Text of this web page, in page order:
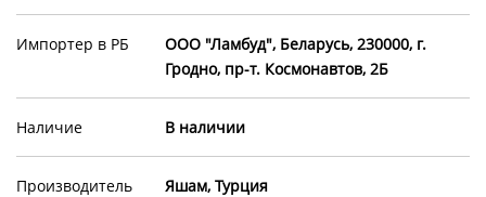
Импортер в РБ
ООО "Ламбуд", Беларусь, 230000, г.
Гродно, пр-т. Космонавтов, 2Б
Наличие В наличии
Производитель Яшам, Турция